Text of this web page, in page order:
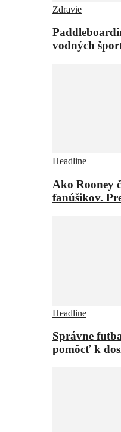
Zdravie
vodných
Headline
Ako Rooney
fanúšikov.
Headline
Správne
pomôcť k